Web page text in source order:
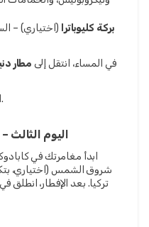
بركة كليوباترا
في المساء، انتقل إلى مطار
🏨 الإقامة لليلة في كابادوكيا.
اليوم الثالث
تركيا. بعد الإفطار، انطلق في